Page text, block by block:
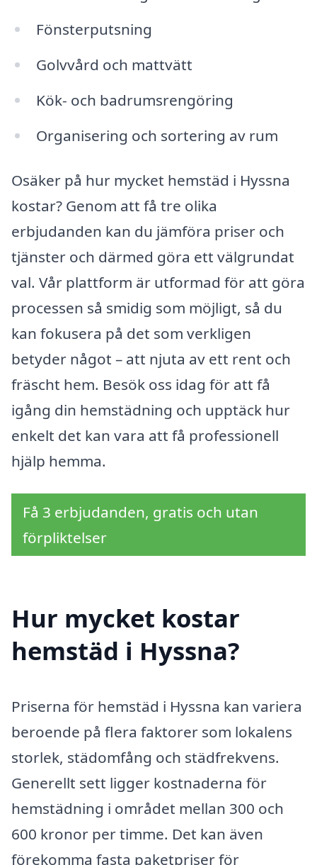
Fönsterputsning
Golvvård och mattvätt
Kök- och badrumsrengöring
Organisering och sortering av rum
Osäker på hur mycket hemstäd i Hyssna
kostar? Genom att få tre olika
erbjudanden kan du jämföra priser och
tjänster och därmed göra ett välgrundat
val. Vår plattform är utformad för att göra
processen så smidig som möjligt, så du
kan fokusera på det som verkligen
betyder något – att njuta av ett rent och
fräscht hem. Besök oss idag för att få
igång din hemstädning och upptäck hur
enkelt det kan vara att få professionell
hjälp hemma.
Få 3 erbjudanden, gratis och utan
förpliktelser
Hur mycket kostar
hemstäd i Hyssna?
Priserna för hemstäd i Hyssna kan variera
beroende på flera faktorer som lokalens
storlek, städomfång och städfrekvens.
Generellt sett ligger kostnaderna för
hemstädning i området mellan 300 och
600 kronor per timme. Det kan även
förekomma fasta paketpriser för